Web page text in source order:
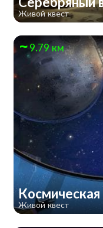
Живой квест
9.79 км
Живой квест